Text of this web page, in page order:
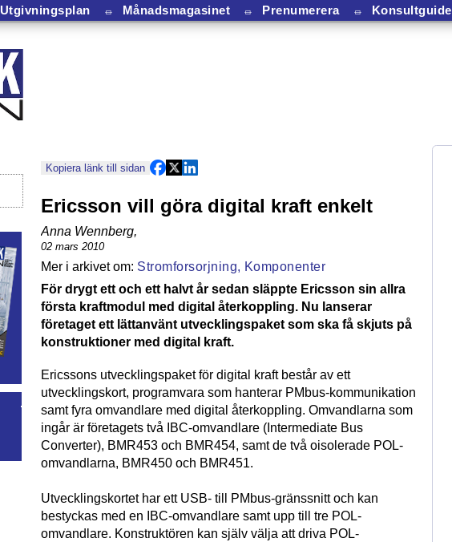
Utgivningsplan ⏛ Månadsmagasinet ⏛ Prenumerera ⏛ Konsultguide
Kopiera länk till sidan
Ericsson vill göra digital kraft enkelt
Anna Wennberg,
02 mars 2010
Stromforsorjning, Komponenter
För drygt ett och ett halvt år sedan släppte Ericsson sin allra
första kraftmodul med digital återkoppling. Nu lanserar
företaget ett lättanvänt utvecklingspaket som ska få skjuts på
konstruktioner med digital kraft.
Ericssons utvecklingspaket för digital kraft består av ett
utvecklingskort, programvara som hanterar PMbus-kommunikation
samt fyra omvandlare med digital återkoppling. Omvandlarna som
ingår är företagets två IBC-omvandlare (Intermediate Bus
Converter), BMR453 och BMR454, samt de två oisolerade POL-
omvandlarna, BMR450 och BMR451.
Utvecklingskortet har ett USB- till PMbus-gränssnitt och kan
bestyckas med en IBC-omvandlare samt upp till tre POL-
omvandlare. Konstruktören kan själv välja att driva POL-